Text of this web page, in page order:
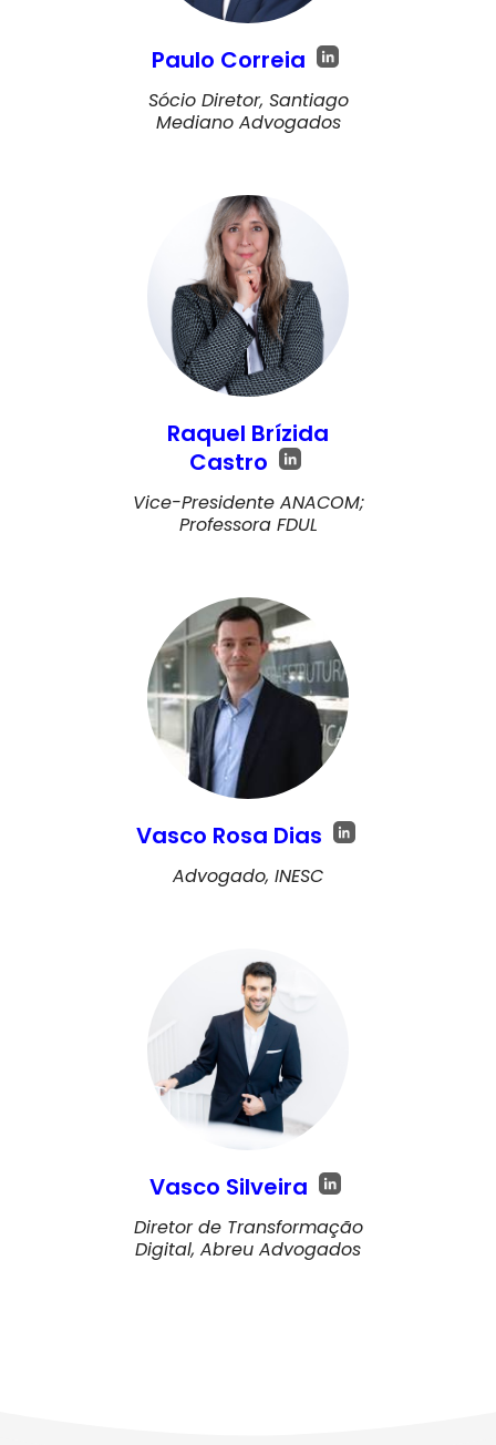
Paulo Correia
Sócio Diretor, Santiago
Mediano Advogados
Raquel Brízida
Castro
Vice-Presidente ANACOM;
Professora FDUL
Vasco Rosa Dias
Advogado, INESC
Vasco Silveira
Diretor de Transformação
Digital, Abreu Advogados